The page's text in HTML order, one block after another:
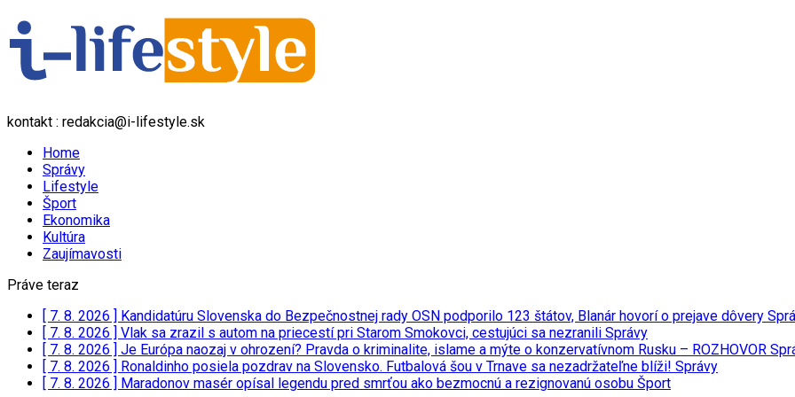
kontakt : redakcia@i-lifestyle.sk
Home
Správy
Lifestyle
Šport
Ekonomika
Kultúra
Zaujímavosti
Práve teraz
[ 7. 8. 2026 ] Kandidatúru Slovenska do Bezpečnostnej rady OSN podporilo 123 štátov, Blanár hovorí o prejave dôvery
[ 7. 8. 2026 ] Vlak sa zrazil s autom na priecestí pri Starom Smokovci, cestujúci sa nezranili Správy
[ 7. 8. 2026 ] Je Európa naozaj v ohrození? Pravda o kriminalite, islame a mýte o konzervatívnom Rusku – ROZHOVOR
[ 7. 8. 2026 ] Ronaldinho posiela pozdrav na Slovensko. Futbalová šou v Trnave sa nezadržateľne blíži! Správy
[ 7. 8. 2026 ] Maradonov masér opísal legendu pred smrťou ako bezmocnú a rezignovanú osobu Šport